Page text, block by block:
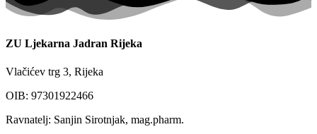
ZU Ljekarna Jadran Rijeka
Vlačićev trg 3, Rijeka
OIB: 97301922466
Ravnatelj: Sanjin Sirotnjak, mag.pharm.